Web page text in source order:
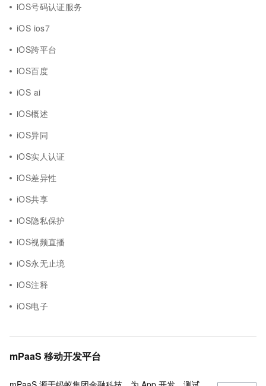
iOS号码认证服务
iOS ios7
iOS跨平台
iOS百度
iOS ai
iOS概述
iOS异同
iOS实人认证
iOS差异性
iOS共享
iOS隐私保护
iOS视频直播
iOS永无止境
iOS注释
iOS电子
mPaaS 移动开发平台